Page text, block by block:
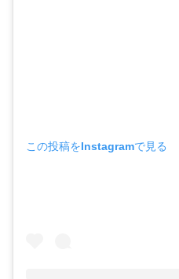
この投稿をInstagramで見る